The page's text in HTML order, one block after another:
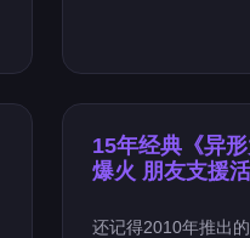
15年经典《异
爆火 朋友支援
还记得2010年推出